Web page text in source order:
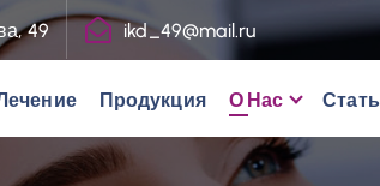
49 ikd_49@mail.ru
Продукция О Нас